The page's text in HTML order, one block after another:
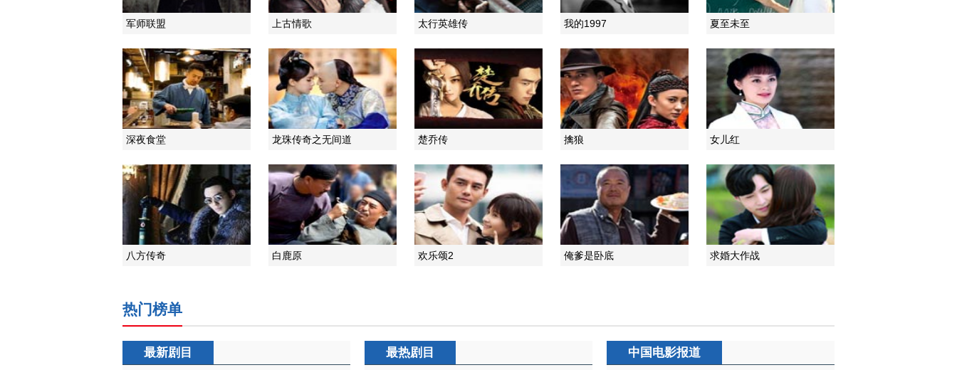
2017-01-09 09:37:36
《最后一张签证》 第16
2017-01-10 10:05:42
《最后一张签证》 第17
集 精彩看点
2017-01-10 10:05:51
《最后一张签证》 第18
集 精彩看点
2017-01-10 23:41:34
《最后一张签证》 第20
军师联盟 上古情歌 太行英雄传 我的1997 夏至未至
深夜食堂 龙珠传奇之无间道 楚乔传 擒狼 女儿红
八方传奇 白鹿原 欢乐颂2 俺爹是卧底 求婚大作战
热门榜单
最新剧目 最热剧目 中国电影报道